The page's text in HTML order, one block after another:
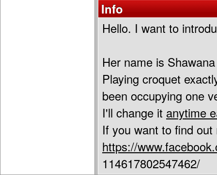
Info
Hello. I want to
Her name is
Playing croquet
been occupying one
I'll change it anytime
If you want to find
https://
114617802547462/